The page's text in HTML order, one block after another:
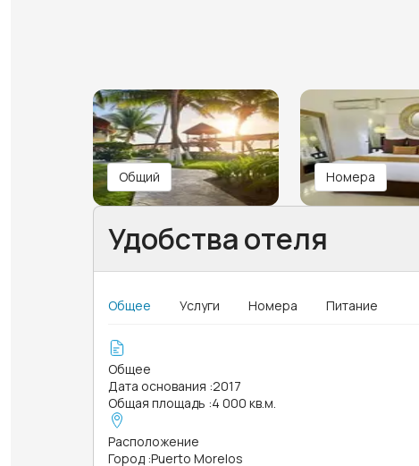
Общий Номера
Удобства отеля
Общее Услуги Номера Питание
Общее
Дата основания :2017
Общая площадь :4 000 кв.м.
Расположение
Город :Puerto Morelos